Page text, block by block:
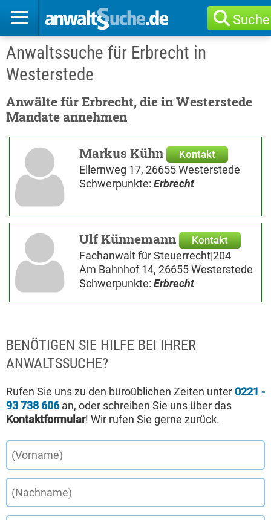
Suche
Anwaltssuche für Erbrecht in
Westerstede
Anwälte für Erbrecht, die in Westerstede
Mandate annehmen
Markus Kühn Kontakt
Ellernweg 17, 26655 Westerstede
Schwerpunkte: Erbrecht
Ulf Künnemann Kontakt
Fachanwalt für Steuerrecht|204
Am Bahnhof 14, 26655 Westerstede
Schwerpunkte: Erbrecht
BENÖTIGEN SIE HILFE BEI IHRER
ANWALTSSUCHE?
Rufen Sie uns zu den büroüblichen Zeiten unter 0221 -
93 738 606an, oder schreiben Sie uns über das
Kontaktformular! Wir rufen Sie gerne zurück.